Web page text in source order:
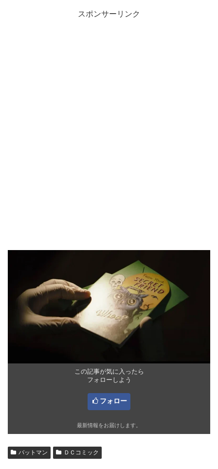
スポンサーリンク
この記事が気に入ったら
フォローしよう
フォロー
最新情報をお届けします。
バットマン ＤＣコミック